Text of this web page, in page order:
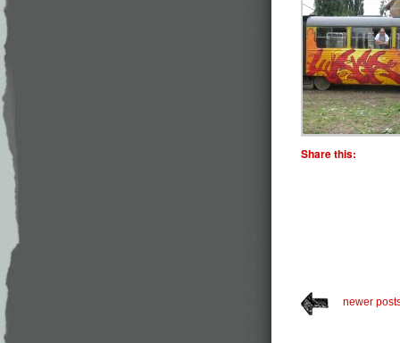
Share this:
newer